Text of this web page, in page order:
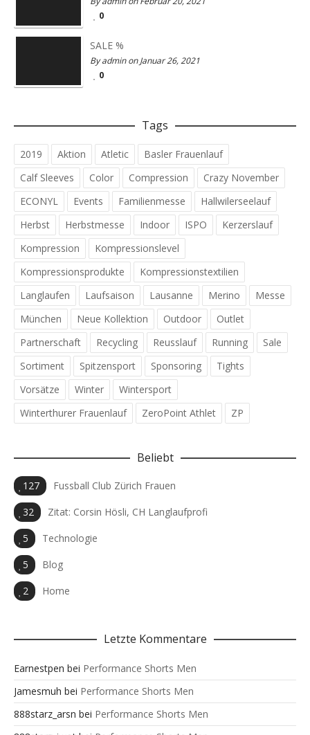
0
SALE %
By admin on Januar 26, 2021
0
Tags
2019 Aktion Atletic
Basler Frauenlauf
Calf Sleeves
Color Compression
Crazy November
ECONYL
Events Familienmesse
Hallwilerseelauf
Herbst
Herbstmesse Indoor ISPO
Kerzerslauf
Kompression
Kompressionslevel
Kompressionsprodukte
Kompressionstextilien
Langlaufen
Laufsaison Lausanne Merino
Messe
München
Neue Kollektion Outdoor
Outlet
Partnerschaft
Recycling Reusslauf Running
Sale
Sortiment
Spitzensport Sponsoring
Tights
Vorsätze
Winter
Wintersport
Winterthurer Frauenlauf
ZeroPoint Athlet ZP
Beliebt
127
Fussball Club Zürich Frauen
32
Zitat: Corsin Hösli, CH Langlaufprofi
5
Technologie
5
Blog
2
Home
Letzte Kommentare
Earnestpen bei Performance Shorts Men
Jamesmuh bei Performance Shorts Men
888starz_arsn bei Performance Shorts Men